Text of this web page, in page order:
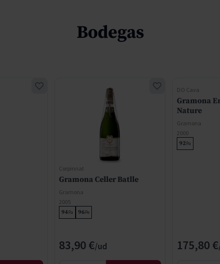
Bodegas
Corpinnat
Gramona Celler Batlle
Gramona
2005
94Pa 96Pe
83,90 €
DO Cava
Gramona
Nature
Gramona
2000
92Pa
175,80 €